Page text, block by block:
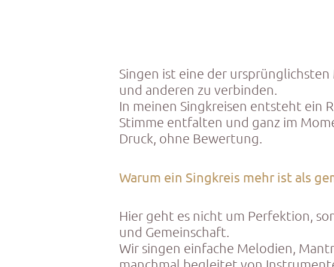
Singen ist eine der
und anderen zu verbinden.
In meinen Singkreisen entsteht ein
Stimme entfalten und ganz im
Druck, ohne Bewertung.
Warum ein Singkreis mehr ist als
Hier geht es nicht um Perfektion,
und Gemeinschaft.
Wir singen einfache Melodien,